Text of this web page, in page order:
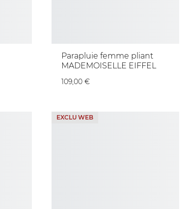
Parapluie femme pliant
MADEMOISELLE EIFFEL
109,00 €
EXCLU WEB